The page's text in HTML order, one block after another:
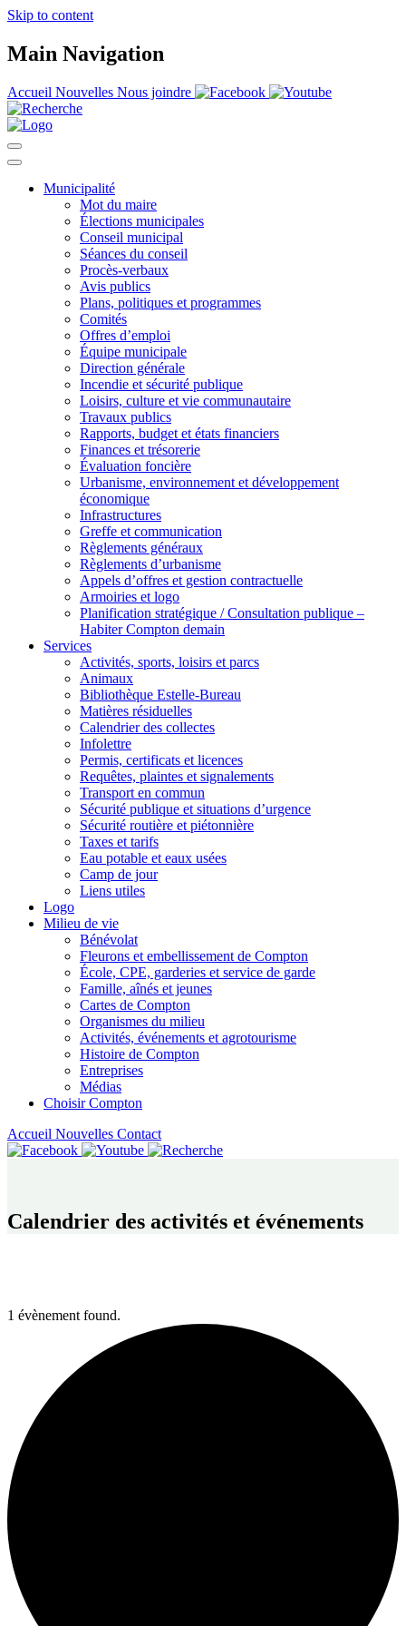
Skip to content
Main Navigation
Accueil Nouvelles Nous joindre
Municipalité
Mot du maire
Élections municipales
Conseil municipal
Séances du conseil
Procès-verbaux
Avis publics
Plans, politiques et programmes
Comités
Offres d’emploi
Équipe municipale
Direction générale
Incendie et sécurité publique
Loisirs, culture et vie communautaire
Travaux publics
Rapports, budget et états financiers
Finances et trésorerie
Évaluation foncière
Urbanisme, environnement et développement
économique
Infrastructures
Greffe et communication
Règlements généraux
Règlements d’urbanisme
Appels d’offres et gestion contractuelle
Armoiries et logo
Planification stratégique / Consultation publique –
Habiter Compton demain
Services
Activités, sports, loisirs et parcs
Animaux
Bibliothèque Estelle-Bureau
Matières résiduelles
Calendrier des collectes
Infolettre
Permis, certificats et licences
Requêtes, plaintes et signalements
Transport en commun
Sécurité publique et situations d’urgence
Sécurité routière et piétonnière
Taxes et tarifs
Eau potable et eaux usées
Camp de jour
Liens utiles
Logo
Milieu de vie
Bénévolat
Fleurons et embellissement de Compton
École, CPE, garderies et service de garde
Famille, aînés et jeunes
Cartes de Compton
Organismes du milieu
Activités, événements et agrotourisme
Histoire de Compton
Entreprises
Médias
Choisir Compton
Accueil Nouvelles Contact
Calendrier des activités et événements
1 évènement found.